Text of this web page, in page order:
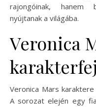
rajongóinak, hanem
nyújtanak a világába.
Veronica
Veronica Mars
A sorozat elején egy